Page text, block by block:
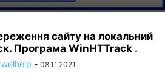
сайту на локальний
Програма WinHTTrack .
- 08.11.2021